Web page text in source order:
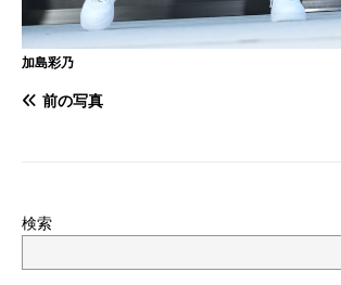
加島彩乃
前の写真
検索